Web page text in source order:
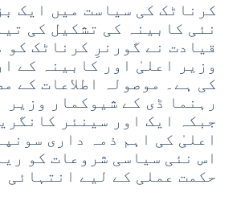
کرناٹک کی سیاست میں ایک
نئی کابینہ کی تشکیل کی
قیادت نے گورنرِ کرناٹک
وزیر اعلیٰ اور کابینہ کے
کی ہے۔ موصولہ اطلاعات کے
رہنما ڈی کے شیوکمار وزیر
جبکہ ایک اور سینئر
اعلیٰ کی اہم ذمہ داری
اس نئی سیاسی شروعات کو
حکمت عملی کے لیے انتہائی